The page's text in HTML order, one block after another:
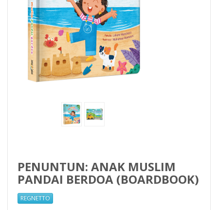
PENUNTUN: ANAK MUSLIM
PANDAI BERDOA (BOARDBOOK)
REGNETTO